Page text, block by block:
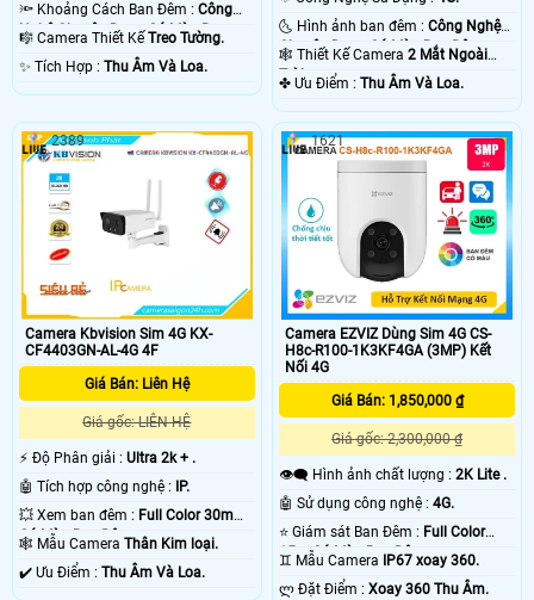
🔦 Khoảng Cách Ban Đêm : Công
Nghệ Chuyên Dụng Có Màu Ban
Ðêm.
🎼️ Camera Thiết KếTreo Tường.
️✨ Tích Hợp : Thu Âm Và Loa.
🌜 Hình ảnh ban đêm :Công Nghệ
Chuyên Dụng Có Màu Ban Ðêm.
🕸️ Thiết Kế Camera2 Mắt Ngoài
Trời.
️✤ Ưu Điểm :Thu Âm Và Loa.
Camera Kbvision Sim 4G KX-
CF4403GN-AL-4G 4F
Giá Bán: Liên Hệ
Giá gốc: LIÊN HỆ
️⚡ Độ Phân giải : Ultra 2k + .
🤖️ Tích hợp công nghệ : IP.
💥 Xem ban đêm : Full Color 30m
Có Màu Ban Ðêm.
🕸️ Mẫu Camera Thân Kim loại.
️✔️ Ưu Điểm : Thu Âm Và Loa.
2389
Camera EZVIZ Dùng Sim 4G CS-
H8c-R100-1K3KF4GA (3MP) Kết
Nối 4G
Giá Bán: 1,850,000 ₫
Giá gốc: 2,300,000 ₫
👁️‍🗨 Hình ảnh chất lượng :2K Lite .
🤖️ Sử dụng công nghệ :4G.
⭐ Giám sát Ban Đêm : Full Color
15m Có Màu Ban Ðêm.
♊ Mẫu Camera
IP67 xoay 360.
️ლ Đặt Điểm :Xoay 360 Thu Âm.
1621